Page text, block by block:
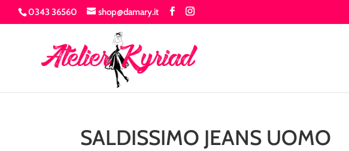
0343 36560 shop@damary.it
SALDISSIMO JEANS UOMO